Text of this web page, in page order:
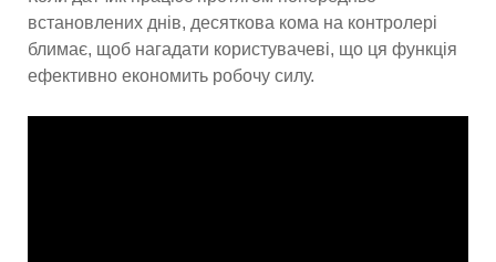
встановлених днів, десяткова кома на контролері
блимає, щоб нагадати користувачеві, що ця функція
ефективно економить робочу силу.